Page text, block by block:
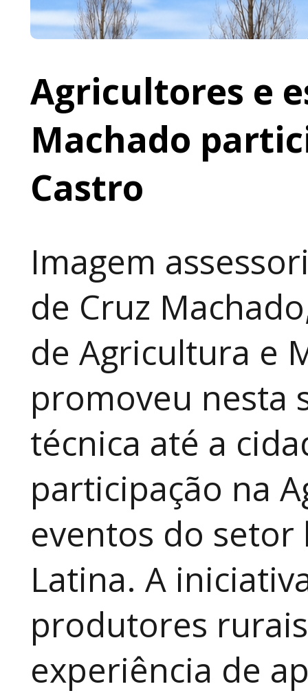
Agricultores e
Machado
Castro
Imagem
de Cruz
de Agricultura e
promoveu nesta
técnica até a
participação na
eventos do
Latina. A
produtores
experiência de